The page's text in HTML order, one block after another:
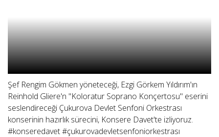
Şef Rengim Gökmen yöneteceği, Ezgi Görkem Yıldırım'ın
Reinhold Gliere'n "Koloratur Soprano Konçertosu" eserini
seslendireceği Çukurova Devlet Senfoni Orkestrası
konserinin hazırlık sürecini, Konsere Davet'te izliyoruz.
#konseredavet #çukurovadevletsenfoniorkestrası